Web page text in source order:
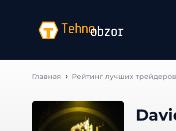
Главная Рейтинг лучших трейдеров